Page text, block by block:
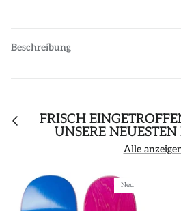
Beschreibung
FRISCH
UNSERE
Alle
Neu